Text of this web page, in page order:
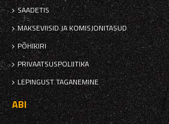
SAADETIS
MAKSEVIISID JA KOMISJONITASUD
PÕHIKIRI
PRIVAATSUSPOLIITIKA
LEPINGUST TAGANEMINE
ABI